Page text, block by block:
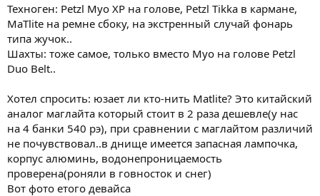
Техноген: Petzl Myo XP на голове, Petzl Tikka в кармане,
MaTlite на ремне сбоку, на экстренный случай фонарь
типа жучок..
Шахты: тоже самое, только вместо Myo на голове Petzl
Duo Belt..
Хотел спросить: юзает ли кто-нить Matlite? Это китайский
аналог маглайта который стоит в 2 раза дешевле(у нас
на 4 банки 540 рэ), при сравнении с маглайтом различий
не почувствовал..в днище имеется запасная лампочка,
корпус алюминь, водонепроницаемость
проверена(роняли в говносток и снег)
Вот фото етого девайса